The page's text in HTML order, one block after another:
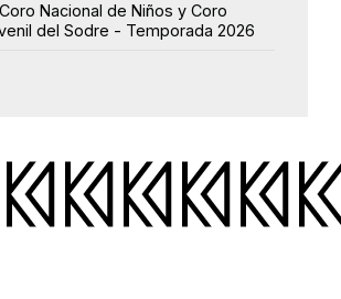
Nacional de Niños y Coro
del Sodre - Temporada 2026